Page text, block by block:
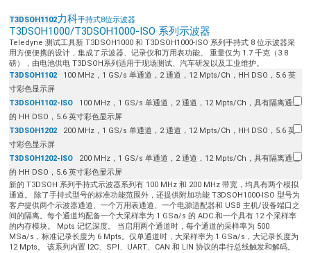
T3DSOH1102力科手持式8位示波器
T3DSOH1000/T3DSOH1000-ISO 系列示波器
Teledyne 测试工具新 T3DSOH1000 和 T3DSOH1000-ISO 系列手持式 8 位示波器采
用方便便携的设计，集成了示波器、记录仪和万用表功能。 重量仅为 1.7 千克（3.8
磅），由电池供电 T3DSOH系列适用于现场测试、汽车研发以及工业维护。
T3DSOH1102 100 MHz，1 GS/s 单通道，2 通道，12 Mpts/Ch，HH DSO，5.6 英
寸彩色显示屏
T3DSOH1102-ISO
100 MHz，1 GS/s 单通道，2 通道，12 Mpts/Ch，具有隔离通道
的 HH DSO，5.6 英寸彩色显示屏
T3DSOH1202 200 MHz，1 GS/s 单通道，2 通道，12 Mpts/Ch，HH DSO，5.6 英
寸彩色显示屏
T3DSOH1202-ISO 200 MHz，1 GS/s 单通道，2 通道，12 Mpts/Ch，具有隔离通道
的 HH DSO，5.6 英寸彩色显示屏
新的 T3DSOH 系列手持式示波器系列有 100 MHz 和 200 MHz 带宽，均具有两个模拟
通道。 除了手持式型号的标准功能范围外，还提供附加功能 T3DSOH1000-ISO 型号为
客户提供两个示波器通道、一个万用表通道、一个电源适配器和 USB 主机/设备端口之
间的隔离。每个通道均配备一个大采样率为 1 GSa/s 的 ADC 和一个具有 12 个采样率
的内存模块。 Mpts 记忆深度。 当启用两个通道时，每个通道的采样率为 500
MSa/s，标准记录长度为 6 Mpts。仅单通道时，大采样率为 1 GSa/s，大记录长度为
12 Mpts。 该系列内置 I2C、SPI、UART、CAN 和 LIN 协议的串行总线触发和解码。